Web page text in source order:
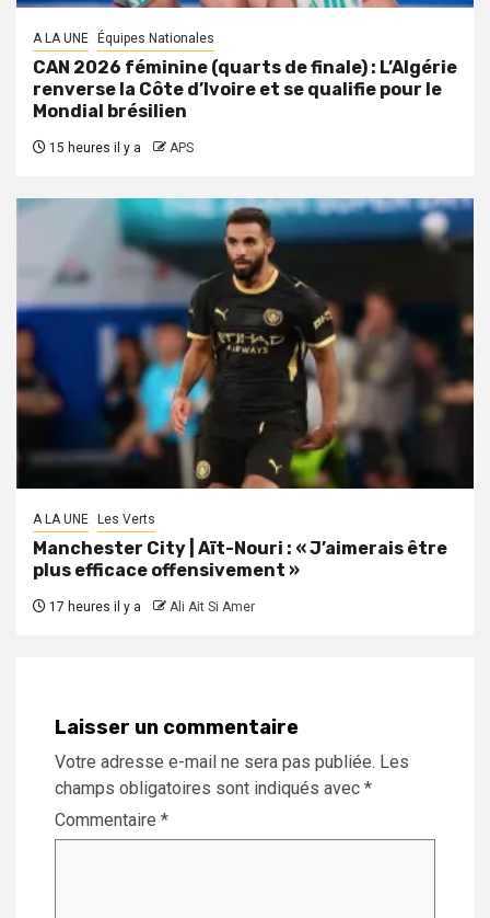
A LA UNE Équipes Nationales
CAN 2026 féminine (quarts de finale) : L’Algérie
renverse la Côte d’Ivoire et se qualifie pour le
Mondial brésilien
15 heures il y a APS
A LA UNE Les Verts
Manchester City | Aït-Nouri : « J’aimerais être
plus efficace offensivement »
17 heures il y a Ali Ait Si Amer
Laisser un commentaire
Votre adresse e-mail ne sera pas publiée. Les
champs obligatoires sont indiqués avec *
Commentaire *